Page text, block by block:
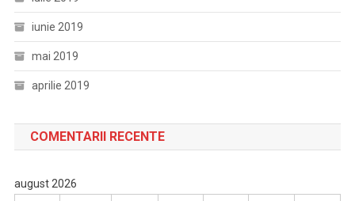
iunie 2019
mai 2019
aprilie 2019
COMENTARII RECENTE
august 2026